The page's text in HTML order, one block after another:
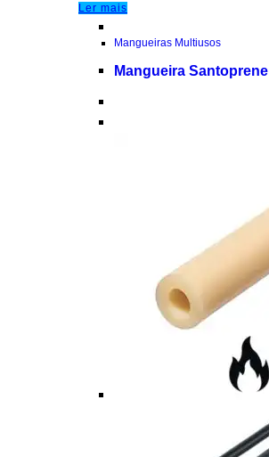
Ler mais
Mangueiras Multiusos
Mangueira Santoprene